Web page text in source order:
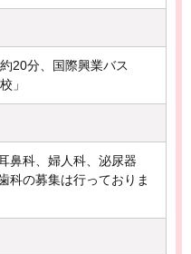
20分、国際興業バス
」
鼻科、婦人科、泌尿器
科の募集は行っておりま